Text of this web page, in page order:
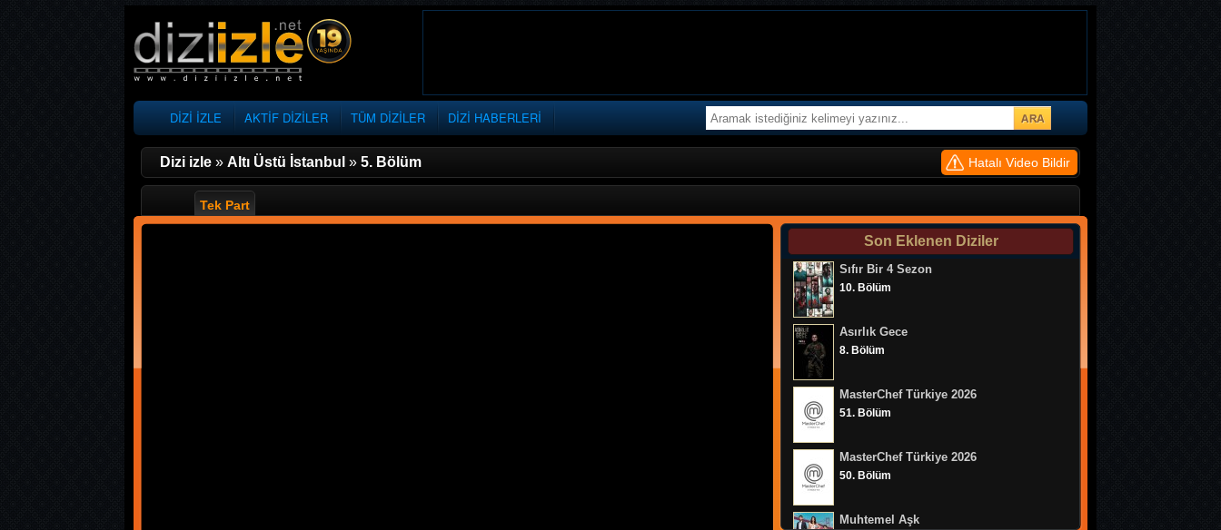
DİZİ İZLE AKTİF DİZİLER TÜM DİZİLER DİZİ HABERLERİ
Dizi izle » Altı Üstü İstanbul » 5. Bölüm Hatalı Video Bildir
Tek Part
Son Eklenen Diziler
Sıfır Bir 4 Sezon
10. Bölüm
Asırlık Gece
8. Bölüm
MasterChef Türkiye 2026
51. Bölüm
MasterChef Türkiye 2026
50. Bölüm
Muhtemel Aşk